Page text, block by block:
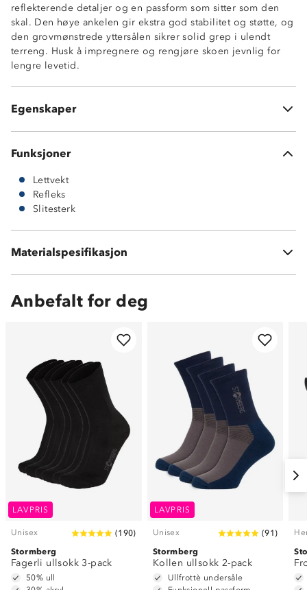
reflekterende detaljer og en passform som sitter som den
skal. Den høye ankelen gir ekstra god stabilitet og støtte, og
den grovmønstrede yttersålen sikrer solid grep i ulendt
terreng. Husk å impregnere og rengjøre skoen jevnlig for
lengre levetid.
Egenskaper
Luftig
Lettvekt
Godt grep
Refleksdetalj
Forsterket tå- og hælparti
Funksjoner
Lettvekt
Refleks
Slitesterk
Materialspesifikasjon
Vedlikehold: bør rengjøres og impregneres jevnlig
Anbefalt for deg
LAVPRIS
Unisex (190)
Stormberg
Fagerli ullsokk 3-pack
50% ull
LAVPRIS
Unisex (91 )
Stormberg
Kollen ullsokk 2-pack
Ullfrottè undersåle